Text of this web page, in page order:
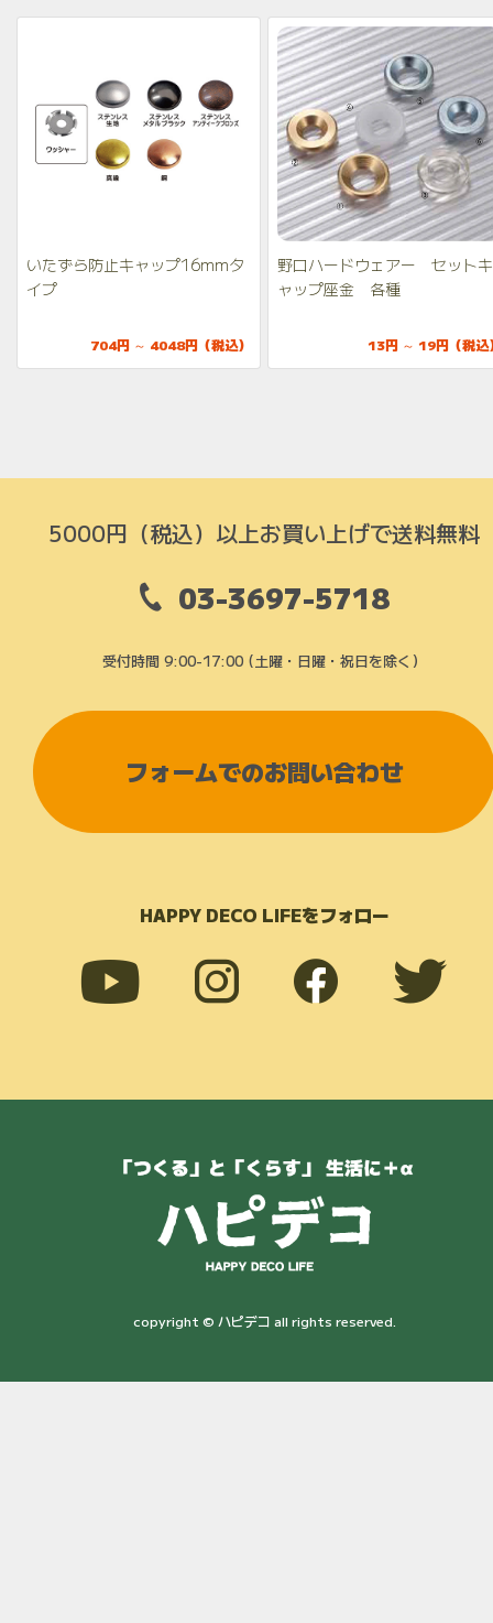
いたずら防止キャップ16mmタ
イプ
704円 ～ 4048円（税込）
野口ハードウェアー セットキ
ャップ座金 各種
13円 ～ 19円（税込
5000円（税込）以上お買い上げで送料無料
03-3697-5718
受付時間 9:00-17:00 (土曜・日曜・祝日を除く）
フォームでのお問い合わせ
HAPPY DECO LIFEをフォロー
copyright © ハピデコ all rights reserved.